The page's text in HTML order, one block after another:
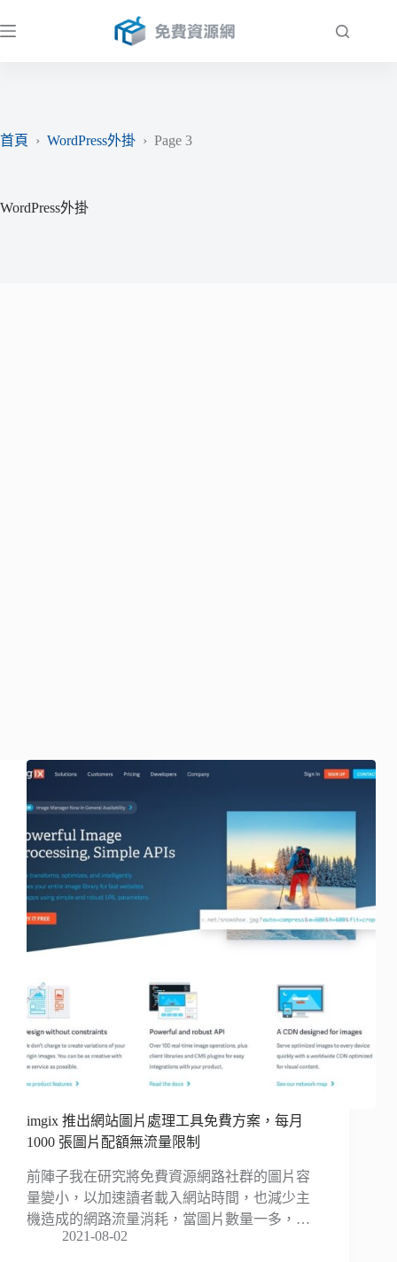
至
首頁
› WordPress外掛 › Page 3
WordPress外掛
imgix 推出網站圖片處理工具免費方案，每月
1000 張圖片配額無流量限制
前陣子我在研究將免費資源網路社群的圖片容
量變小，以加速讀者載入網站時間，也減少主
機造成的網路流量消耗，當圖片數量一多，…
2021-08-02